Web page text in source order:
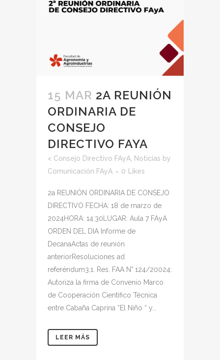
15 MAR 2A REUNIÓN
ORDINARIA DE
CONSEJO
DIRECTIVO FAYA
< Consejo Directivo FAyA, Noticias by
Comunicación FAyA
0 Likes
2a REUNIÓN ORDINARIA DE CONSEJO
DIRECTIVO FECHA: 18 de marzo de
2024HORA: 14:30LUGAR: Aula 7 FAyA
ORDEN DEL DIA Informe de
DecanaActas de reunión
anteriorResoluciones ad
referéndum3.1. Res. FAA N° 124/20024:
Autoriza la firma de Convenio Marco
de Cooperación Científico Técnica
entre Cabaña Caprina “El Niño “ y...
LEER MÁS